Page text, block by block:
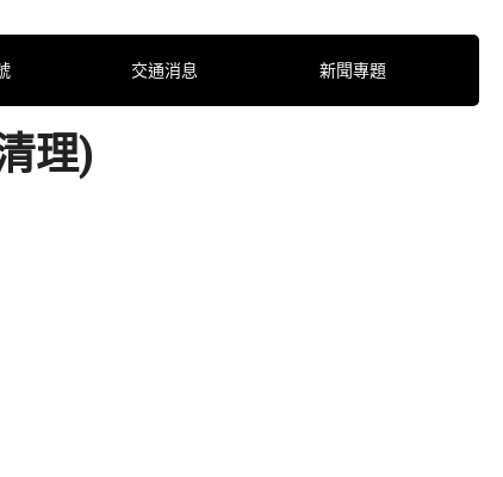
交通消息 新聞專題
理)